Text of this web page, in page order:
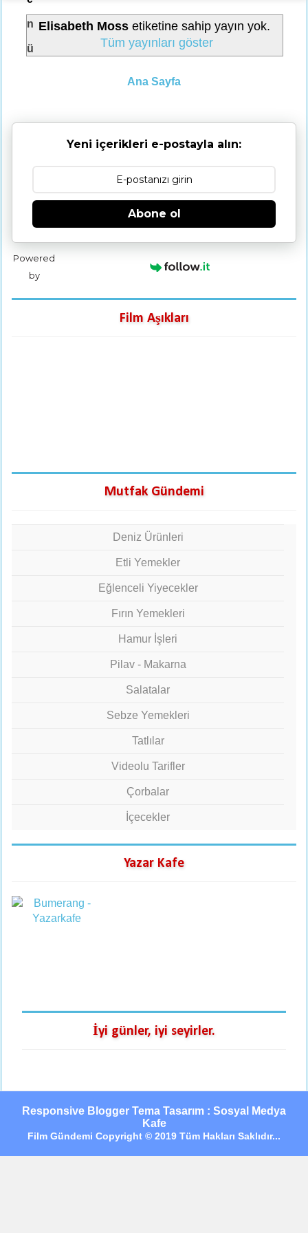
n
ü
Elisabeth Mossetiketine sahip yayın yok.
Tüm yayınları göster
Ana Sayfa
Yeni içerikleri e-postayla alın:
Abone ol
Powered
by
Film Aşıkları
Mutfak Gündemi
Deniz Ürünleri
Etli Yemekler
Eğlenceli Yiyecekler
Fırın Yemekleri
Hamur İşleri
Pilav - Makarna
Salatalar
Sebze Yemekleri
Tatlılar
Videolu Tarifler
Çorbalar
İçecekler
Yazar Kafe
İyi günler, iyi seyirler.
Responsive Blogger Tema Tasarım : Sosyal Medya
Kafe
Film Gündemi Copyright © 2019 Tüm Hakları Saklıdır...